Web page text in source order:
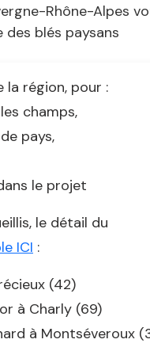
Rhône-Alpes
blés paysans
la région, pour :
champs,
pays,
le projet
le détail du
ICI :
(42)
à Charly (69)
à Montséveroux